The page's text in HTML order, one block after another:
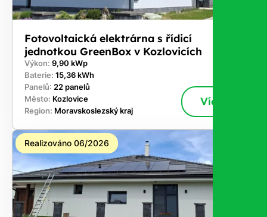
nestojí.
Fotovoltaická elektrárna s řídicí
jednotkou GreenBox v Kozlovicích
Výkon: 9,90 kWp
Baterie: 15,36 kWh
Panelů: 22 panelů
Město: Kozlovice
Region: Moravskoslezský kraj
Více
Realizováno 06/2026